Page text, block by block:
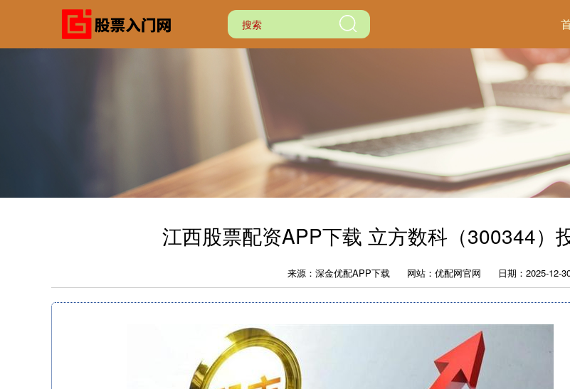
江西股票配资APP下载 立方数科（300344）
来源：深金优配APP下载 网站：优配网官网 日期：2025-12-